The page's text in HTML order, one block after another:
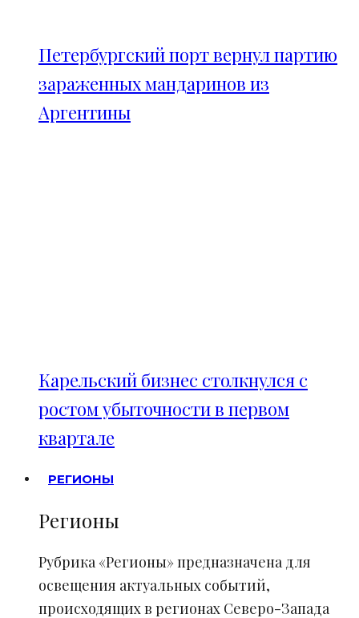
Петербургский порт вернул партию
зараженных мандаринов из
Аргентины
Карельский бизнес столкнулся с
ростом убыточности в первом
квартале
РЕГИОНЫ
Регионы
Рубрика «Регионы» предназначена для
освещения актуальных событий,
происходящих в регионах Северо-Запада